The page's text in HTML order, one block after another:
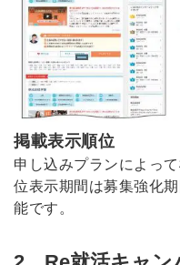
掲載表示順位
申し込みプランによっ
位表示期間は募集強化
能です。